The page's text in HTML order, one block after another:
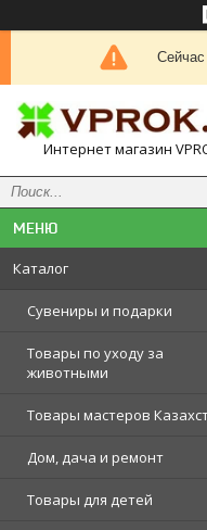
Интернет магазин
Каталог
Сувениры и подарки
Товары по уходу за
животными
Товары мастеров
Дом, дача и ремонт
Товары для детей